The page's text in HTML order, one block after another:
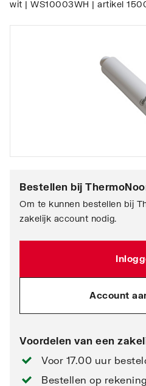
wit | WS10003WH | artikel
Bestellen bij
Om te kunnen bestellen bij
zakelijk account nodig.
Account
Voordelen van een
Voor 17.00 uur
Bestellen op rekening